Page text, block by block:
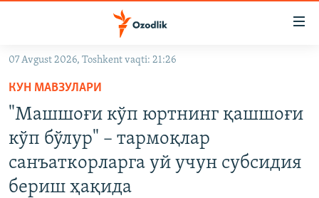
Асосий
навигацияга
ўтинг
Қидиришга
ўтинг
OZODVIDEO
OZODARXIV
На русском
07 Avgust 2026, Toshkent vaqti: 21:26
КУН МАВЗУЛАРИ
"Машшоғи кўп юртнинг қашшоғи
кўп бўлур" – тармоқлар
санъаткорларга уй учун субсидия
бериш ҳақида